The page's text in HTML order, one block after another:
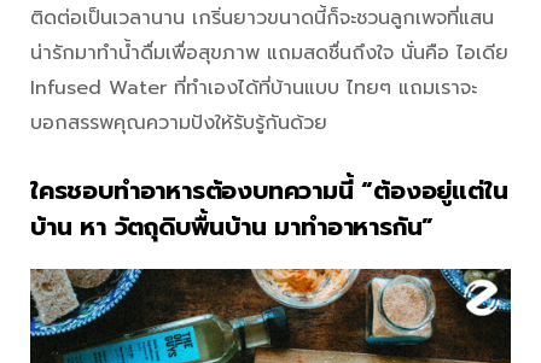
ติดต่อเป็นเวลานาน เกริ่นยาวขนาดนี้ก็จะชวนลูกเพจที่แสน
น่ารักมาทำน้ำดื่มเพื่อสุขภาพ แถมสดชื่นถึงใจ นั่นคือ ไอเดีย
Infused Water ที่ทำเองได้ที่บ้านแบบ ไทยๆ แถมเราจะ
บอกสรรพคุณความปังให้รับรู้กันด้วย
ใครชอบทำอาหารต้องบทความนี้ “ต้องอยู่แต่ใน
บ้าน หา วัตถุดิบพื้นบ้าน มาทำอาหารกัน”